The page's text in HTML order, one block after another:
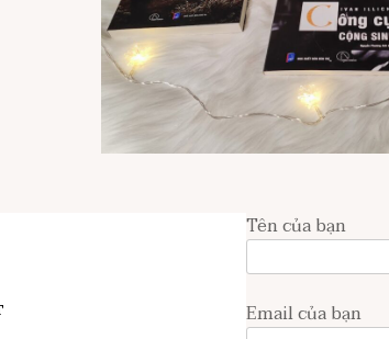
Tên của bạn
Email của bạn